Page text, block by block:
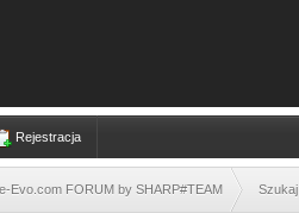
Rejestracja
Evo.com FORUM by SHARP#TEAM Szukaj